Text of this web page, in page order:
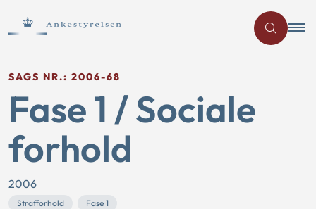
SAGS NR.: 2006-68
Fase 1 / Sociale
forhold
2006
Strafforhold Fase 1